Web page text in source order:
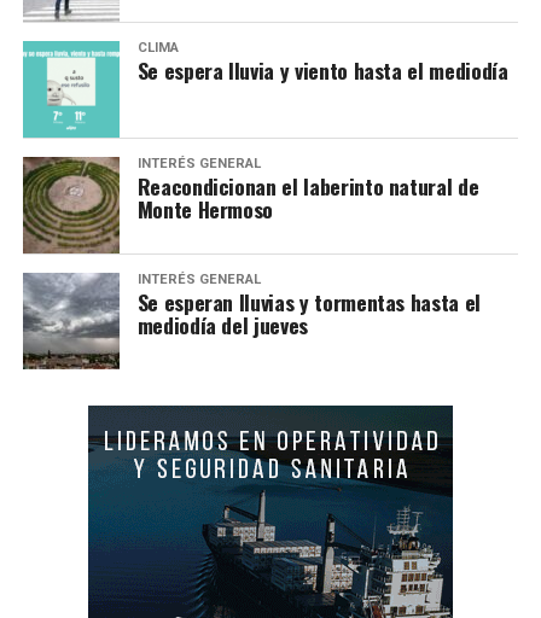
CLIMA
Se espera lluvia y viento hasta el mediodía
INTERÉS GENERAL
Reacondicionan el laberinto natural de
Monte Hermoso
INTERÉS GENERAL
Se esperan lluvias y tormentas hasta el
mediodía del jueves